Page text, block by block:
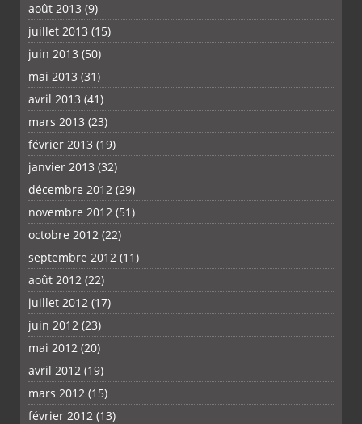
août 2013 (9)
juillet 2013 (15)
juin 2013 (50)
mai 2013 (31)
avril 2013 (41)
mars 2013 (23)
février 2013 (19)
janvier 2013 (32)
décembre 2012 (29)
novembre 2012 (51)
octobre 2012 (22)
septembre 2012 (11)
août 2012 (22)
juillet 2012 (17)
juin 2012 (23)
mai 2012 (20)
avril 2012 (19)
mars 2012 (15)
février 2012 (13)